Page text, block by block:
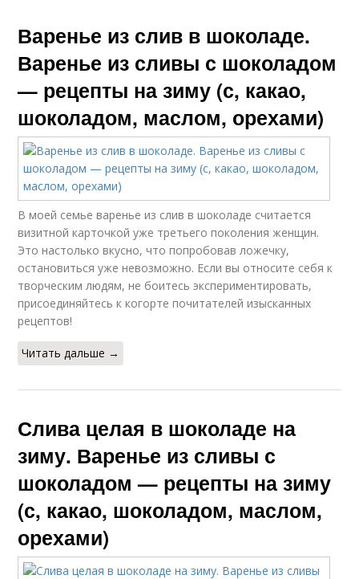
Варенье из слив в шоколаде.
Варенье из сливы с шоколадом
— рецепты на зиму (с, какао,
шоколадом, маслом, орехами)
В моей семье варенье из слив в шоколаде считается
визитной карточкой уже третьего поколения женщин.
Это настолько вкусно, что попробовав ложечку,
остановиться уже невозможно. Если вы относите себя к
творческим людям, не боитесь экспериментировать,
присоединяйтесь к когорте почитателей изысканных
рецептов!
Читать дальше →
Слива целая в шоколаде на
зиму. Варенье из сливы с
шоколадом — рецепты на зиму
(с, какао, шоколадом, маслом,
орехами)